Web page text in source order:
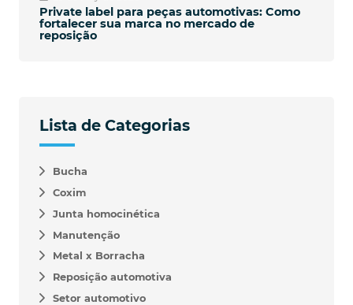
Private label para peças automotivas: Como
fortalecer sua marca no mercado de
reposição
Lista de Categorias
Bucha
Coxim
Junta homocinética
Manutenção
Metal x Borracha
Reposição automotiva
Setor automotivo